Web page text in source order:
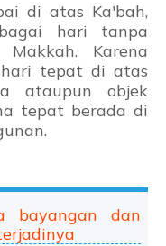
di atas Ka'bah,
hari tanpa
Karena
tepat di atas
ataupun objek
tepat berada di
bayangan dan